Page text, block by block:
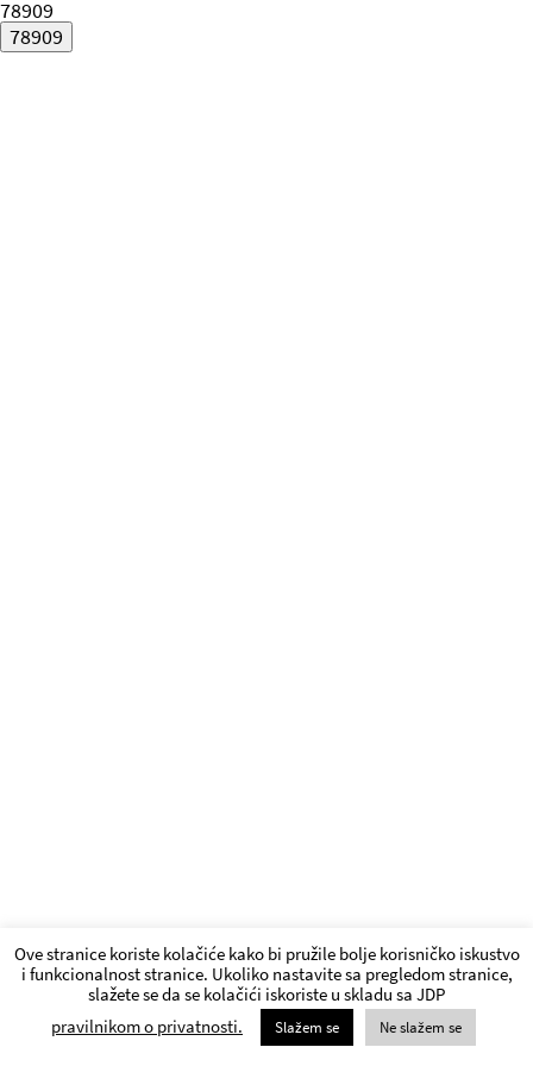
78909
Ove stranice koriste kolačiće kako bi pružile bolje korisničko iskustvo
i funkcionalnost stranice. Ukoliko nastavite sa pregledom stranice,
slažete se da se kolačići iskoriste u skladu sa JDP
pravilnikom o privatnosti.
Slažem se Ne slažem se